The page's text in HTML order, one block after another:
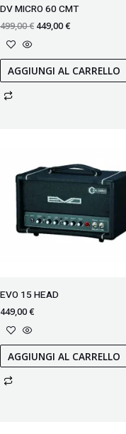
DV MICRO 60 CMT
499,00€ 449,00€
AGGIUNGI AL CARRELLO
EVO 15 HEAD
449,00€
AGGIUNGI AL CARRELLO